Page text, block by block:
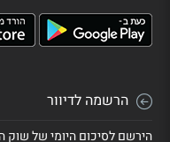
הרשמה לדיוור
הירשם לסיכום היומי של שוק